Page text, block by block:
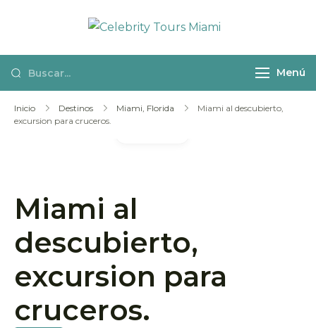
Tours Miami
excursiones en
español porMenú
Inicio Destinos Miami, Florida
Miami al descubierto,
excursion para cruceros.
Miami al
descubierto,
excursion para
cruceros.